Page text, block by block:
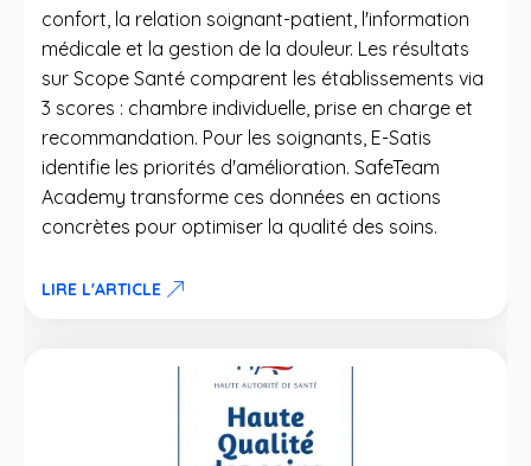
confort, la relation soignant-patient, l'information
médicale et la gestion de la douleur. Les résultats
sur Scope Santé comparent les établissements via
3 scores : chambre individuelle, prise en charge et
recommandation. Pour les soignants, E-Satis
identifie les priorités d'amélioration. SafeTeam
Academy transforme ces données en actions
concrètes pour optimiser la qualité des soins.
LIRE L'ARTICLE